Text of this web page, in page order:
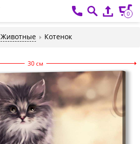
0
Животные Котенок
30 см